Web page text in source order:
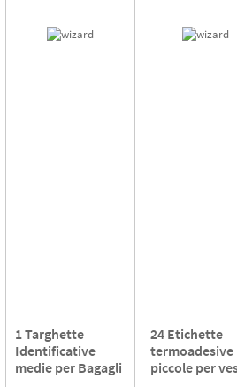
1 Targhette
Identificative
medie per Bagagli
24 Etichette
termoadesive
piccole per